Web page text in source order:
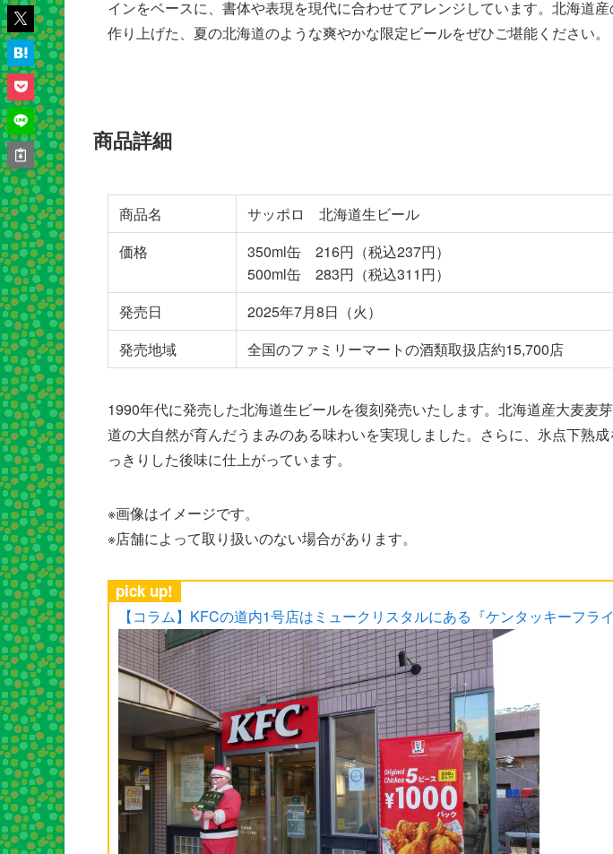
インをベースに、書体や表現を現代に合わせてアレンジしています。北海道
作り上げた、夏の北海道のような爽やかな限定ビールをぜひご堪能ください。
商品詳細
商品名
サッポロ 北海道生ビール
価格
350ml缶 216円（税込237円）
500ml缶 283円（税込311円）
発売日
2025年7月8日（火）
発売地域
全国のファミリーマートの酒類取扱店約15,700店
1990年代に発売した北海道生ビールを復刻発売いたします。北海道産大麦麦
道の大自然が育んだうまみのある味わいを実現しました。さらに、氷点下熟
っきりした後味に仕上がっています。
※画像はイメージです。
※店舗によって取り扱いのない場合があります。
pick up!
【コラム】KFCの道内1号店はミュークリスタルにある『ケンタッキーフラ